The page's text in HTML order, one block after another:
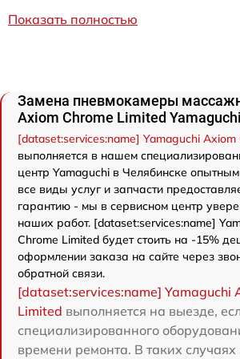
Показать полностью
Замена пневмокамеры
Axiom Chrome Limited Yamaguchi
[dataset:services:name] Yamaguchi
выполняется в нашем
центр Yamaguchi в Челябинске
все виды услуг и запчасти
гарантию - мы в сервисном центр
наших работ. [dataset:services:name]
Chrome Limited будет стоить на -15%
оформлении заказа на сайте через
обратной связи.
[dataset:services:name] Yamaguchi
Limited выполняется на выезде,
специализированного
времени ремонта. В таких